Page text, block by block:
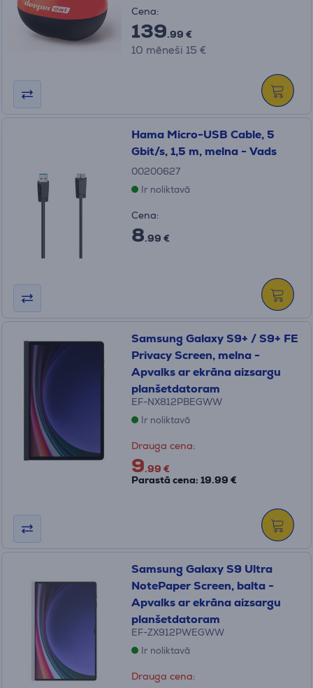
Cena:
139.99 €
10 mēneši 15 €
Hama Micro-USB Cable, 5
Gbit/s, 1,5 m, melna - Vads
00200627
Ir noliktavā
Cena:
8.99 €
Samsung Galaxy S9+ / S9+ FE
Privacy Screen, melna -
Apvalks ar ekrāna aizsargu
planšetdatoram
EF-NX812PBEGWW
Ir noliktavā
Drauga cena:
9.99 €
Parastā cena: 19.99 €
Samsung Galaxy S9 Ultra
NotePaper Screen, balta -
Apvalks ar ekrāna aizsargu
planšetdatoram
EF-ZX912PWEGWW
Ir noliktavā
Drauga cena: